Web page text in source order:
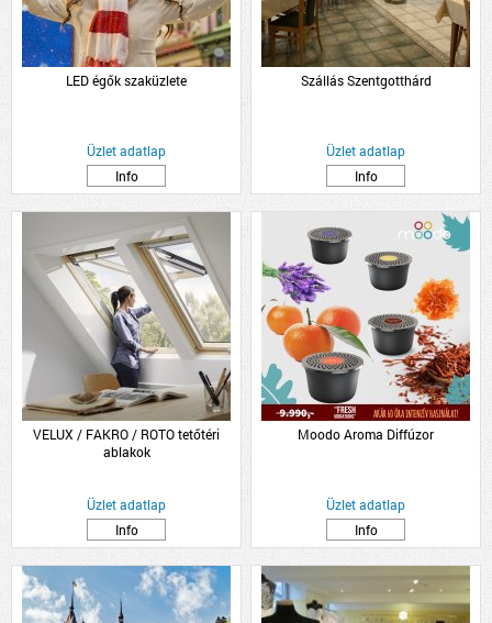
LED égők szaküzlete
Üzlet adatlap
Info
Szállás Szentgotthárd
Üzlet adatlap
Info
VELUX / FAKRO / ROTO tetőtéri
ablakok
Üzlet adatlap
Info
Moodo Aroma Diffúzor
Üzlet adatlap
Info